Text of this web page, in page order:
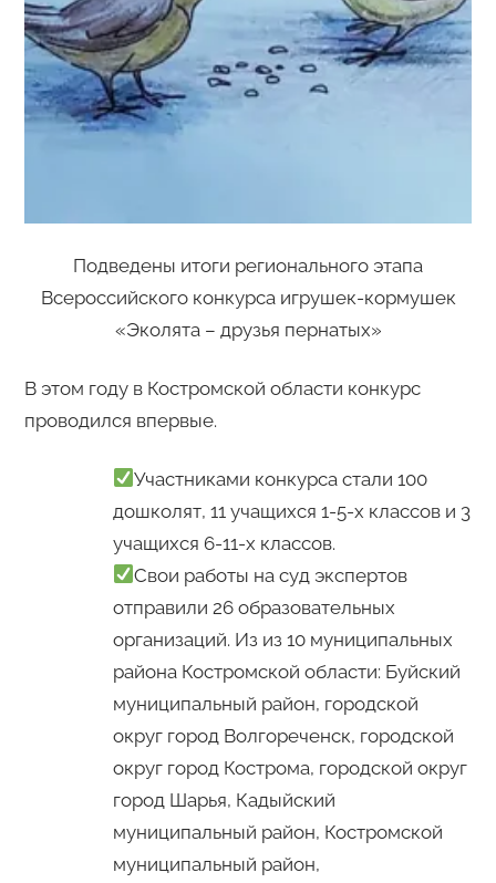
Подведены итоги регионального этапа
Всероссийского конкурса игрушек-кормушек
«Эколята – друзья пернатых»
В этом году в Костромской области конкурс
проводился впервые.
Участниками конкурса стали 100
дошколят, 11 учащихся 1-5-х классов и 3
учащихся 6-11-х классов.
Свои работы на суд экспертов
отправили 26 образовательных
организаций. Из из 10 муниципальных
района Костромской области: Буйский
муниципальный район, городской
округ город Волгореченск, городской
округ город Кострома, городской округ
город Шарья, Кадыйский
муниципальный район, Костромской
муниципальный район,